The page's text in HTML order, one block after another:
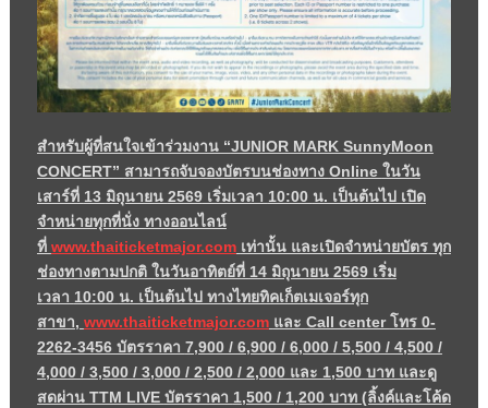
สำหรับผู้ที่สนใจเข้าร่วมงาน “JUNIOR MARK SunnyMoon
CONCERT” สามารถจับจองบัตรบนช่องทาง Online ในวัน
เสาร์ที่ 13 มิถุนายน 2569เริ่มเวลา 10:00 น. เป็นต้นไป เปิด
จำหน่ายทุกที่นั่ง ทางออนไลน์
ที่ www.thaiticketmajor.com เท่านั้น และเปิดจำหน่ายบัตร ทุก
ช่องทางตามปกติ ในวันอาทิตย์ที่ 14 มิถุนายน 2569 เริ่ม
เวลา 10:00 น. เป็นต้นไป ทางไทยทิคเก็ตเมเจอร์ทุก
สาขา, www.thaiticketmajor.com และ Call centerโทร 0-
2262-3456 บัตรราคา 7,900 / 6,900 / 6,000 / 5,500 / 4,500 /
4,000 / 3,500 / 3,000 / 2,500 / 2,000 และ 1,500 บาท และดู
สดผ่าน TTM LIVE บัตรราคา 1,500 / 1,200บาท (ลิ้งค์และโค้ด